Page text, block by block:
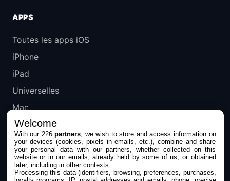
APPS
Toutes les apps iOS
iPhone
iPad
Universelles
Mac
Apple TV
IPHONEADDICT
Actualité Apple
Welcome
With our 226partners , we wish to store and access information on
your devices (cookies, pixels in emails, etc.), combine and share
your personal data with our partners, whether collected on this
website or in our emails, already held by some of us, or obtained
later, including in other contexts.
Processing this data (identifiers, browsing, preferences, purchases,